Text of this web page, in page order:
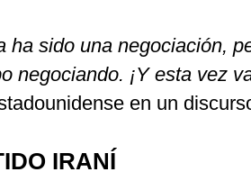
ha sido una negociación,
negociando. ¡Y esta vez
en un
IRANÍ